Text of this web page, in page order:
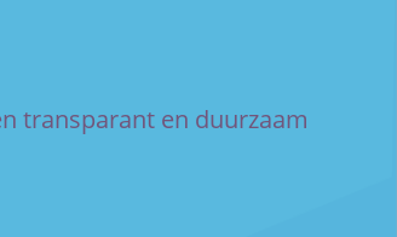
transparant en duurzaam